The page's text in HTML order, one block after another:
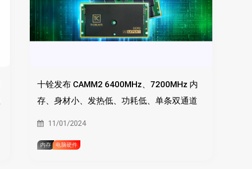
十铨发布 CAMM2 6400MHz、7200MHz 内
存、身材小、发热低、功耗低、单条双通道
11/01/2024
内存 电脑硬件